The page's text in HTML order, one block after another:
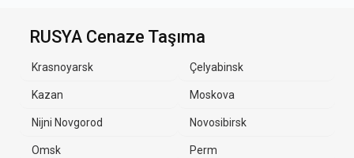
RUSYA Cenaze Taşıma
Krasnoyarsk Çelyabinsk
Kazan Moskova
Nijni Novgorod Novosibirsk
Omsk Perm